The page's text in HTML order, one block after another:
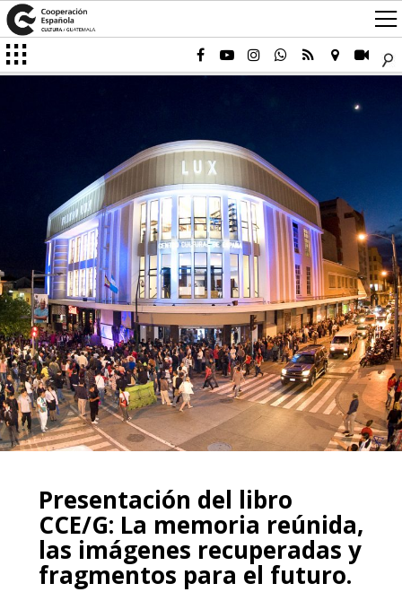
Presentación del libro
CCE/G: La memoria reúnida,
las imágenes recuperadas y
fragmentos para el futuro.